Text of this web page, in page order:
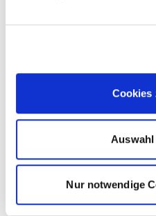
Cookies
Nur notwendige